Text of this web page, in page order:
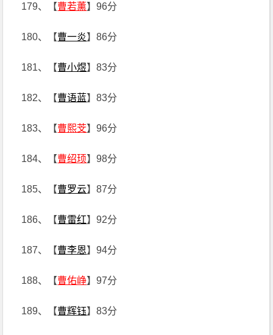
179、【曹若薰】96分
180、【曹一炎】86分
181、【曹小煜】83分
182、【曹语蓝】83分
183、【曹熙芠】96分
184、【曹绍顼】98分
185、【曹罗云】87分
186、【曹雷红】92分
187、【曹李恩】94分
188、【曹佑峥】97分
189、【曹辉钰】83分